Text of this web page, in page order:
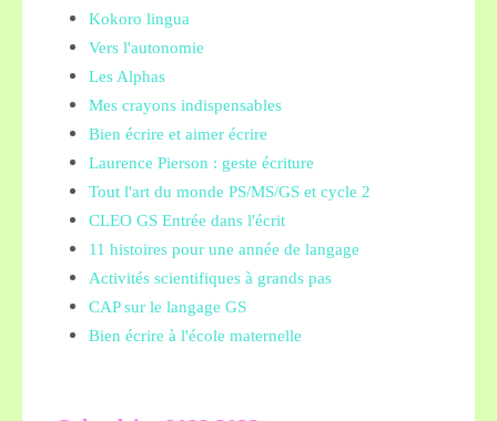
Kokoro lingua
Vers l'autonomie
Les Alphas
Mes crayons indispensables
Bien écrire et aimer écrire
Laurence Pierson : geste écriture
Tout l'art du monde PS/MS/GS et cycle 2
CLEO GS Entrée dans l'écrit
11 histoires pour une année de langage
Activités scientifiques à grands pas
CAP sur le langage GS
Bien écrire à l'école maternelle